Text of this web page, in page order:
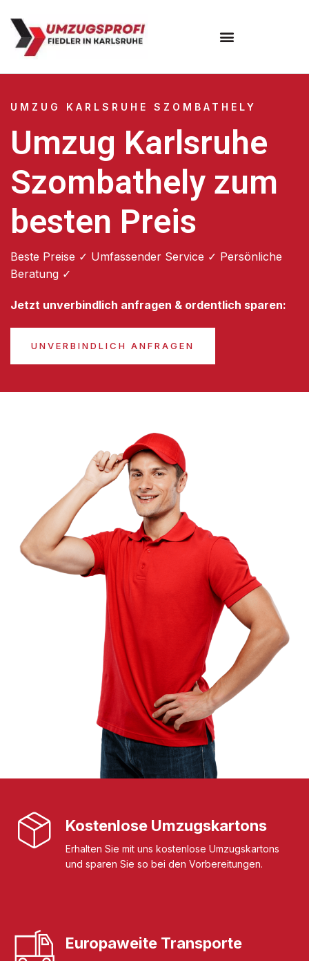
UMZUG KARLSRUHE SZOMBATHELY
Umzug Karlsruhe
Szombathely zum
besten Preis
Beste Preise ✓ Umfassender Service ✓ Persönliche
Beratung ✓
Jetzt unverbindlich anfragen & ordentlich sparen:
UNVERBINDLICH ANFRAGEN
Kostenlose Umzugskartons
Erhalten Sie mit uns kostenlose Umzugskartons
und sparen Sie so bei den Vorbereitungen.
Europaweite Transporte